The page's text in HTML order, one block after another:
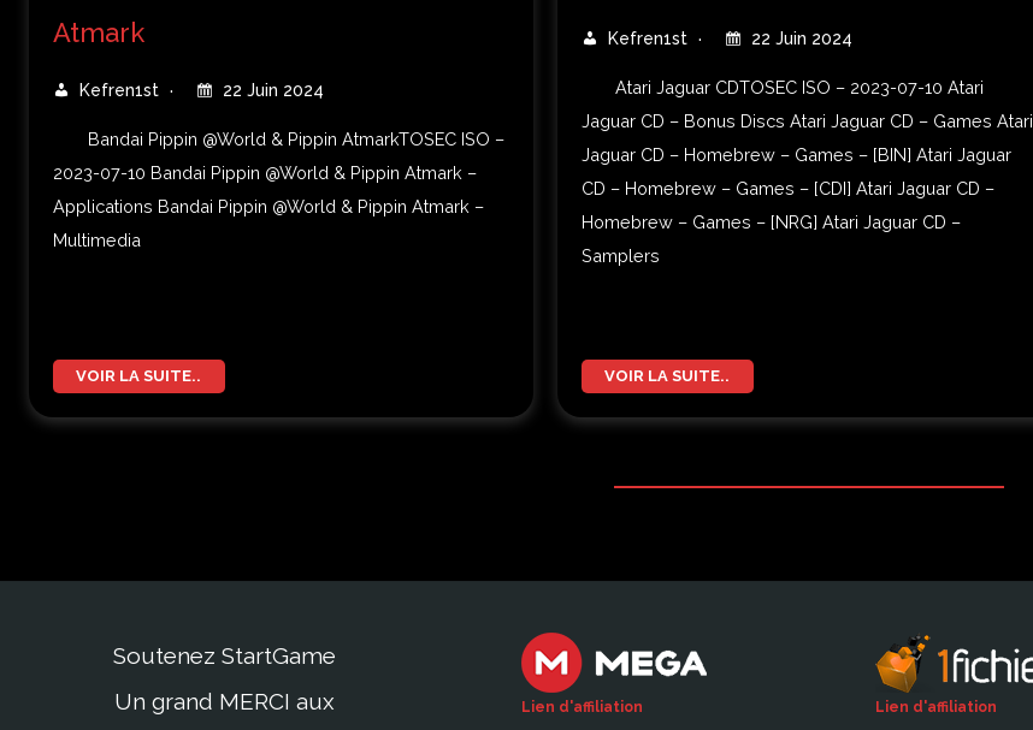
Atmark
Kefren1st 22 Juin 2024
Bandai Pippin @World & Pippin AtmarkTOSEC ISO –
2023-07-10 Bandai Pippin @World & Pippin Atmark –
Applications Bandai Pippin @World & Pippin Atmark –
Multimedia
VOIR LA SUITE..
Kefren1st 22 Juin 2024
Atari Jaguar CDTOSEC ISO – 2023-07-10 Atari
Jaguar CD – Bonus Discs Atari Jaguar CD – Games Atari
Jaguar CD – Homebrew – Games – [BIN] Atari Jaguar
CD – Homebrew – Games – [CDI] Atari Jaguar CD –
Homebrew – Games – [NRG] Atari Jaguar CD –
Samplers
VOIR LA SUITE..
Soutenez StartGame
Un grand MERCI aux
Lien d'affiliation Lien d'affiliation